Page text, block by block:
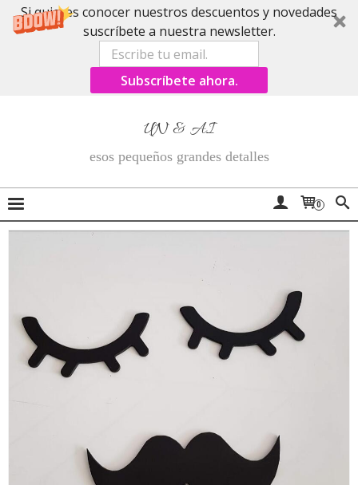
Si quieres conocer nuestros descuentos y novedades
suscríbete a nuestra newsletter.
Subscríbete ahora.
UN & AI
esos pequeños grandes detalles
0